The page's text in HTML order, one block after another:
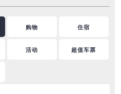
购物 住宿
活动 超值车票